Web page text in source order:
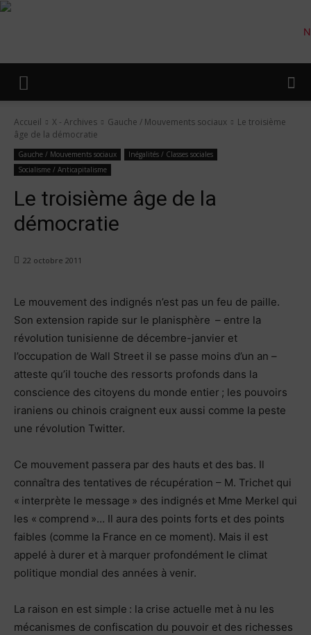
Accueil X - Archives Gauche / Mouvements sociaux
Le troisième
âge de la démocratie
Gauche / Mouvements sociaux
Inégalités / Classes sociales
Socialisme / Anticapitalisme
Le troisième âge de la
démocratie
22 octobre 2011
Le mouvement des indignés n’est pas un feu de paille.
Son extension rapide sur le planisphère – entre la
révolution tunisienne de décembre-janvier et
l’occupation de Wall Street il se passe moins d’un an –
atteste qu’il touche des ressorts profonds dans la
conscience des citoyens du monde entier ; les pouvoirs
iraniens ou chinois craignent eux aussi comme la peste
une révolution Twitter.
Ce mouvement passera par des hauts et des bas. Il
connaîtra des tentatives de récupération – M. Trichet qui
« interprète le message » des indignés et Mme Merkel qui
les « comprend »… Il aura des points forts et des points
faibles (comme la France en ce moment). Mais il est
appelé à durer et à marquer profondément le climat
politique mondial des années à venir.
La raison en est simple : la crise actuelle met à nu les
mécanismes de confiscation du pouvoir et des richesses